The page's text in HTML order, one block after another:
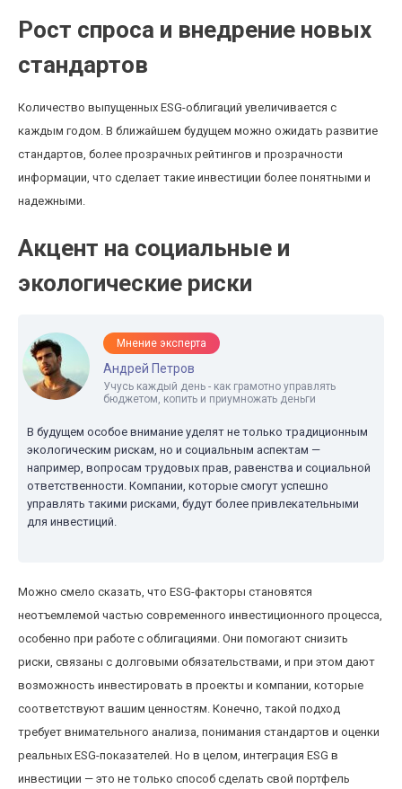
Рост спроса и внедрение новых
стандартов
Количество выпущенных ESG-облигаций увеличивается с
каждым годом. В ближайшем будущем можно ожидать развитие
стандартов, более прозрачных рейтингов и прозрачности
информации, что сделает такие инвестиции более понятными и
надежными.
Акцент на социальные и
экологические риски
Мнение эксперта
Андрей Петров
Учусь каждый день - как грамотно управлять
бюджетом, копить и приумножать деньги
В будущем особое внимание уделят не только традиционным
экологическим рискам, но и социальным аспектам —
например, вопросам трудовых прав, равенства и социальной
ответственности. Компании, которые смогут успешно
управлять такими рисками, будут более привлекательными
для инвестиций.
Можно смело сказать, что ESG-факторы становятся
неотъемлемой частью современного инвестиционного процесса,
особенно при работе с облигациями. Они помогают снизить
риски, связаны с долговыми обязательствами, и при этом дают
возможность инвестировать в проекты и компании, которые
соответствуют вашим ценностям. Конечно, такой подход
требует внимательного анализа, понимания стандартов и оценки
реальных ESG-показателей. Но в целом, интеграция ESG в
инвестиции — это не только способ сделать свой портфель